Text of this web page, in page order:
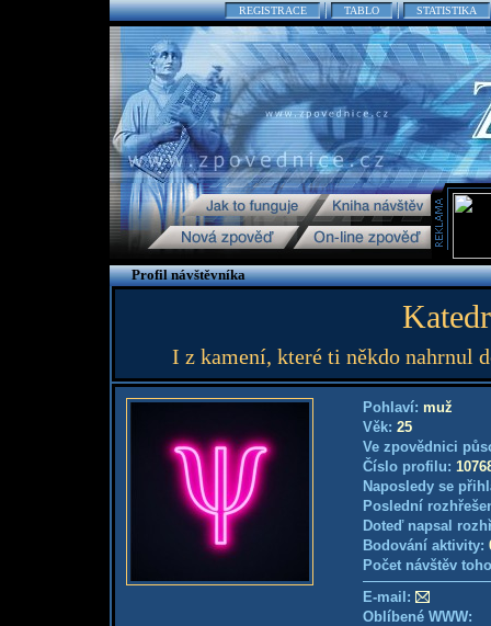
REGISTRACE TABLO STATISTIKA
Profil návštěvníka
I z kamení, které ti někdo nahrnul
Pohlaví: muž
Věk: 25
Ve zpovědnici
Číslo profilu:
Naposledy se
Poslední
Doteď napsal
Bodování aktivity:
Počet návštěv
E-mail:
Oblíbené WWW: